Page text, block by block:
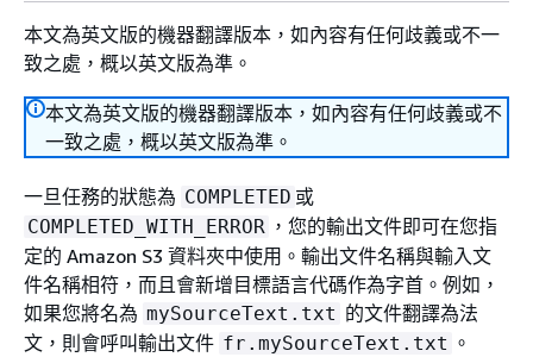
本文為英文版的機器翻譯版本，如內容有任何歧義或不一
致之處，概以英文版為準。
本文為英文版的機器翻譯版本，如內容有任何歧義或不
一致之處，概以英文版為準。
一旦任務的狀態為 COMPLETED 或
COMPLETED_WITH_ERROR ，您的輸出文件即可在您指
定的 Amazon S3 資料夾中使用。輸出文件名稱與輸入文
件名稱相符，而且會新增目標語言代碼作為字首。例如，
如果您將名為 mySourceText.txt 的文件翻譯為法
文，則會呼叫輸出文件 fr.mySourceText.txt 。